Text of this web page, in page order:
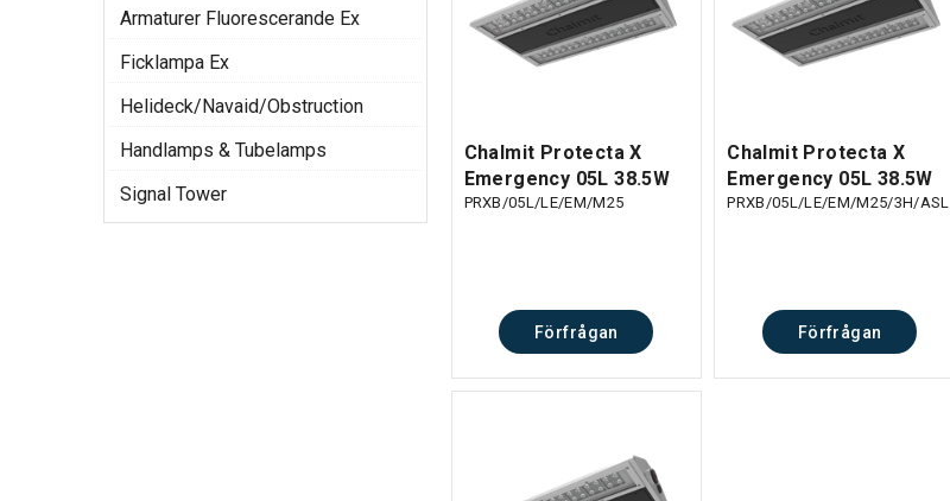
Armaturer Fluorescerande Ex
Ficklampa Ex
Helideck/Navaid/Obstruction
Handlamps & Tubelamps
Signal Tower
Chalmit Protecta X
Emergency 05L 38.5W
PRXB/05L/LE/EM/M25
Förfrågan
Chalmit Protecta X
Emergency 05L 38.5W
PRXB/05L/LE/EM/M25/3H/ASL
Förfrågan